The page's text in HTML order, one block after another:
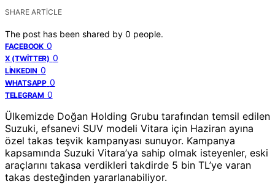
SHARE ARTICLE
The post has been shared by 0 people.
FACEBOOK 0
X (TWITTER) 0
LINKEDIN 0
WHATSAPP 0
TELEGRAM 0
Ülkemizde Doğan Holding Grubu tarafından temsil edilen
Suzuki, efsanevi SUV modeli Vitara için Haziran ayına
özel takas teşvik kampanyası sunuyor. Kampanya
kapsamında Suzuki Vitara’ya sahip olmak isteyenler, eski
araçlarını takasa verdikleri takdirde 5 bin TL’ye varan
takas desteğinden yararlanabiliyor.